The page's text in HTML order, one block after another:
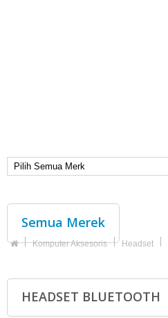
Semua Merek
Komputer Aksesoris Headset
HEADSET BLUETOOTH